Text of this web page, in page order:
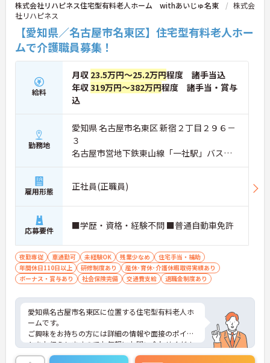
株式会社リハピネス住宅型有料老人ホーム withあいじゅ名東
株式会
社リハピネス
【愛知県／名古屋市名東区】住宅型有料老人ホー
ムで介護職員募集！
給料
月収 23.5万円～25.2万円程度 諸手当込
年収319万円～382万円程度 諸手当・賞与
込
勤務地
愛知県 名古屋市名東区 新宿２丁目２９６－
３
名古屋市営地下鉄東山線「一社駅」バス・
車11分
雇用形態 正社員(正職員)
応募要件 ■学歴・資格・経験不問 ■普通自動車免許
夜勤専従 車通勤可 未経験OK 残業少なめ
住宅手当・補助
年間休日110日以上
研修制度あり
産休･育休･介護休暇取得実績あり
ボーナス・賞与あり
社会保険完備 交通費支給 退職金制度あり
愛知県名古屋市名東区に位置する住宅型有料老人ホ
ームです。
ご興味をお持ちの方には詳細の情報や面接のポイン
トをお伝えしますのでお気軽にお問い合わせくださ
いませ。